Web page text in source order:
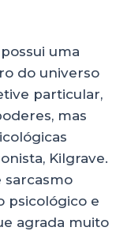
uma
do universo
particular,
mas
Kilgrave.
sarcasmo
psicológico e
agrada muito